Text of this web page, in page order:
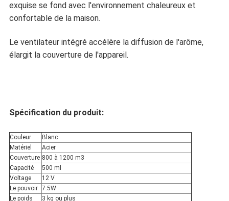
exquise se fond avec l'environnement chaleureux et
confortable de la maison.
Le ventilateur intégré accélère la diffusion de l'arôme,
élargit la couverture de l'appareil.
Spécification du produit:
Couleur
Blanc
Matériel
Acier
Couverture 800 à 1200 m3
Capacité
500 ml
Voltage
12 V
Le pouvoir 7.5W
Le poids
3 kg ou plus